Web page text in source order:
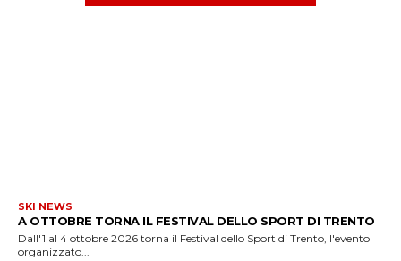
SKI NEWS
A OTTOBRE TORNA IL FESTIVAL DELLO SPORT DI TRENTO
Dall'1 al 4 ottobre 2026 torna il Festival dello Sport di Trento, l'evento
organizzato...